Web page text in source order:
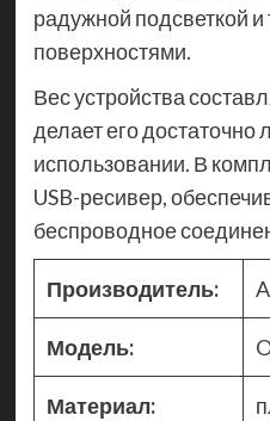
радужной подсветкой
поверхностями.
Вес устройства
делает его достаточно
использовании. В
USB-ресивер,
беспроводное
Производитель:
Модель:
Материал: